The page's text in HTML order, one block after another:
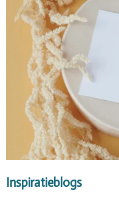
Inspiratieblogs